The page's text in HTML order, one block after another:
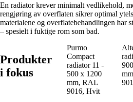
En radiator krever minimalt vedlikehold,
rengjøring av overflaten sikrer optimal
materialene og overflatebehandlingen har
– spesielt i fuktige rom som bad.
Produkter
i fokus
Purmo
Compact
radiator 11 -
500 x 1200
mm, RAL
9016, Hvit